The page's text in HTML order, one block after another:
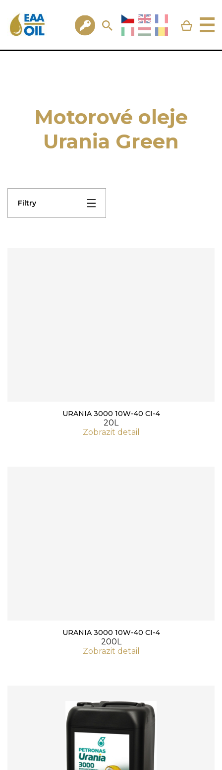
Motorové oleje
Urania Green
Filtry
URANIA 3000 10W-40 CI-4
20L
Zobrazit detail
URANIA 3000 10W-40 CI-4
200L
Zobrazit detail